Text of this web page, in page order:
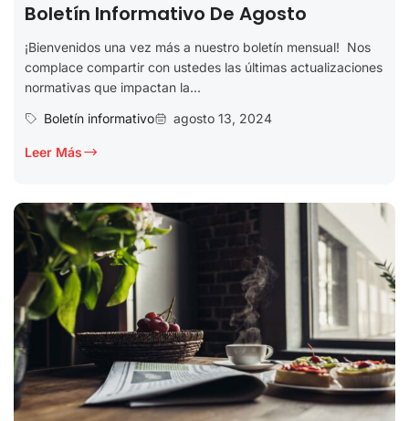
Boletín Informativo De Agosto
¡Bienvenidos una vez más a nuestro boletín mensual! Nos
complace compartir con ustedes las últimas actualizaciones
normativas que impactan la...
Boletín informativo
agosto 13, 2024
Leer Más